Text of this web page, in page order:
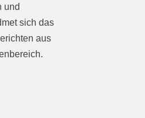
und
sich das
aus